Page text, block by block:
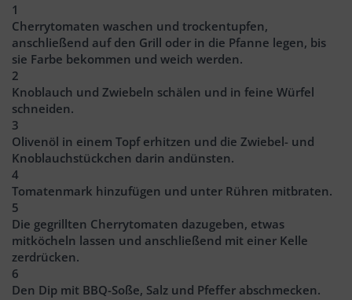
1
Cherrytomaten waschen und trockentupfen,
anschließend auf den Grill oder in die Pfanne legen, bis
sie Farbe bekommen und weich werden.
2
Knoblauch und Zwiebeln schälen und in feine Würfel
schneiden.
3
Olivenöl in einem Topf erhitzen und die Zwiebel- und
Knoblauchstückchen darin andünsten.
4
Tomatenmark hinzufügen und unter Rühren mitbraten.
5
Die gegrillten Cherrytomaten dazugeben, etwas
mitköcheln lassen und anschließend mit einer Kelle
zerdrücken.
6
Den Dip mit BBQ-Soße, Salz und Pfeffer abschmecken.